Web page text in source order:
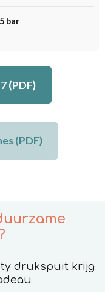
bar
(PDF)
(PDF)
drukspuit krijg